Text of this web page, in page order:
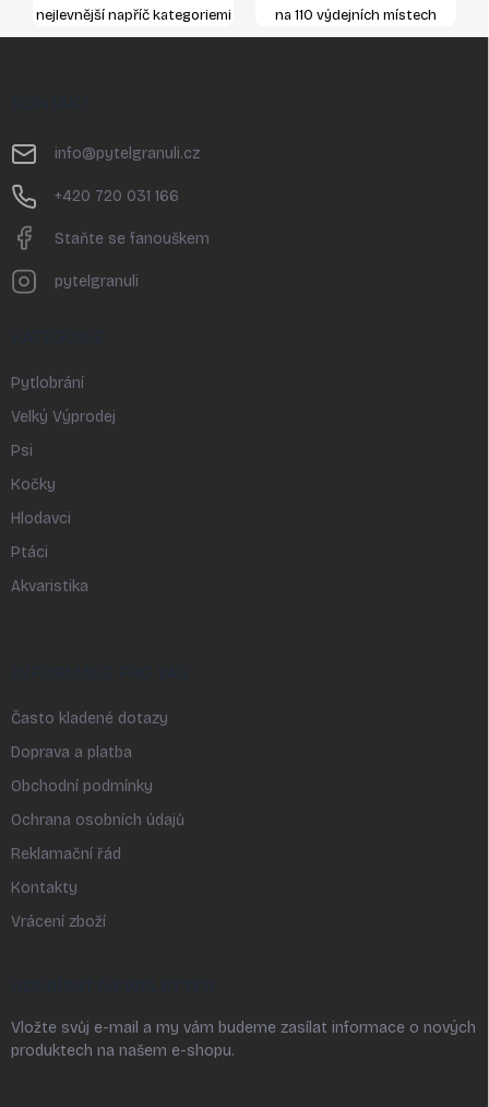
nejlevnější napříč kategoriemi na 110 výdejních místech
info@pytelgranuli.cz
+420 720 031 166
Staňte se fanouškem
pytelgranuli
Pytlobrání
Velký Výprodej
Psi
Kočky
Hlodavci
Ptáci
Akvaristika
Často kladené dotazy
Doprava a platba
Obchodní podmínky
Ochrana osobních údajů
Reklamační řád
Kontakty
Vrácení zboží
Vložte svůj e-mail a my vám budeme zasílat informace o nových
produktech na našem e-shopu.